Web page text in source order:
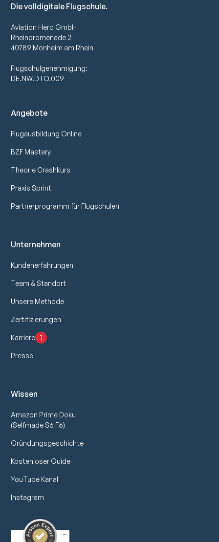
Die volldigitale Flugschule.
Aviation Hero GmbH
Rheinpromenade 2
40789 Monheim am Rhein
Flugschulgenehmigung:
DE.NW.DTO.009
Angebote
Flugausbildung Online
BZF Mastery
Theorie Crashkurs
Praxis Sprint
Partnerprogramm für Flugschulen
Unternehmen
Kundenerfahrungen
Team & Standort
Unsere Methode
Zertifizierungen
Karriere 1
Presse
Wissen
Amazon Prime Doku
(Selfmade S6 F6)
Gründungsgeschichte
Kostenloser Guide
YouTube Kanal
Instagram